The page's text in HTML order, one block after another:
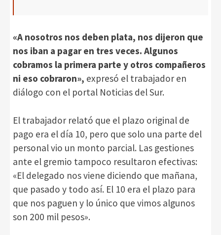
«A nosotros nos deben plata, nos dijeron que
nos iban a pagar en tres veces. Algunos
cobramos la primera parte y otros compañeros
ni eso cobraron», expresó el trabajador en
diálogo con el portal Noticias del Sur.
El trabajador relató que el plazo original de
pago era el día 10, pero que solo una parte del
personal vio un monto parcial. Las gestiones
ante el gremio tampoco resultaron efectivas:
«El delegado nos viene diciendo que mañana,
que pasado y todo así. El 10 era el plazo para
que nos paguen y lo único que vimos algunos
son 200 mil pesos».